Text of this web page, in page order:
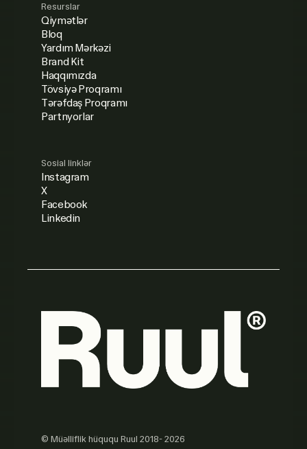
Resurslar
Qiymətlər
Bloq
Yardım Mərkəzi
Brand Kit
Haqqımızda
Tövsiyə Proqramı
Tərəfdaş Proqramı
Partnyorlar
© Müəlliflik hüququ Ruul 2018- 2026
Sosial linklər
Instagram
X
Facebook
Linkedin